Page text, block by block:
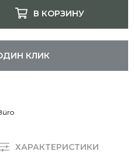
В КОРЗИНУ
КЛИК
ХАРАКТЕРИСТИКИ